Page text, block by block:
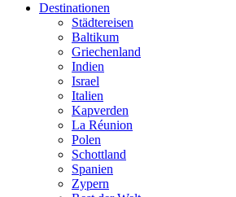
Destinationen
Städtereisen
Baltikum
Griechenland
Indien
Israel
Italien
Kapverden
La Réunion
Polen
Schottland
Spanien
Zypern